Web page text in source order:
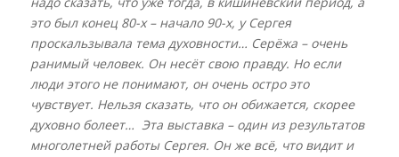
это был конец 80-х – начало 90-х, у Сергея
проскальзывала тема духовности… Серёжа – очень
ранимый человек. Он несёт свою правду. Но если
люди этого не понимают, он очень остро это
чувствует. Нельзя сказать, что он обижается, скорее
духовно болеет… Эта выставка – один из результатов
многолетней работы Сергея. Он же всё, что видит и